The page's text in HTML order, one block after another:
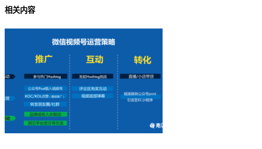
相关内容